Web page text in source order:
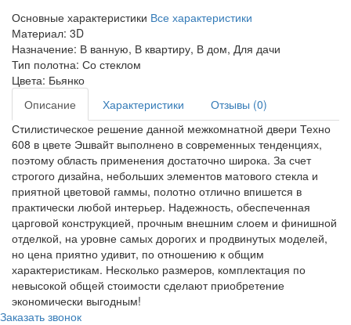
Основные характеристики Все характеристики
Материал: 3D
Назначение: В ванную, В квартиру, В дом, Для дачи
Тип полотна: Со стеклом
Цвета: Бьянко
Описание
Характеристики
Отзывы (0)
Стилистическое решение данной межкомнатной двери Техно
608 в цвете Эшвайт выполнено в современных тенденциях,
поэтому область применения достаточно широка. За счет
строгого дизайна, небольших элементов матового стекла и
приятной цветовой гаммы, полотно отлично впишется в
практически любой интерьер. Надежность, обеспеченная
царговой конструкцией, прочным внешним слоем и финишной
отделкой, на уровне самых дорогих и продвинутых моделей,
но цена приятно удивит, по отношению к общим
характеристикам. Несколько размеров, комплектация по
невысокой общей стоимости сделают приобретение
экономически выгодным!
Заказать звонок